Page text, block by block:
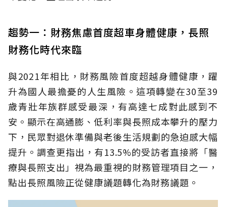
趨勢一：財務焦慮首度超車身體健康，長照
財務化時代來臨
與2021年相比，財務風險首度超越身體健康，躍
升為國人最擔憂的人生風險。這項轉變在30至39
歲青壯年族群感受最深，有高達七成對此感到不
安。顯示在高通膨、低利率與長照成本攀升的壓力
下，民眾對退休準備與老後生活規劃的急迫感大幅
提升。調查更指出，有13.5%的受訪者直接將「醫
療與長照支出」視為最重視的財務管理項目之一，
點出長照風險正從健康議題轉化為財務議題。